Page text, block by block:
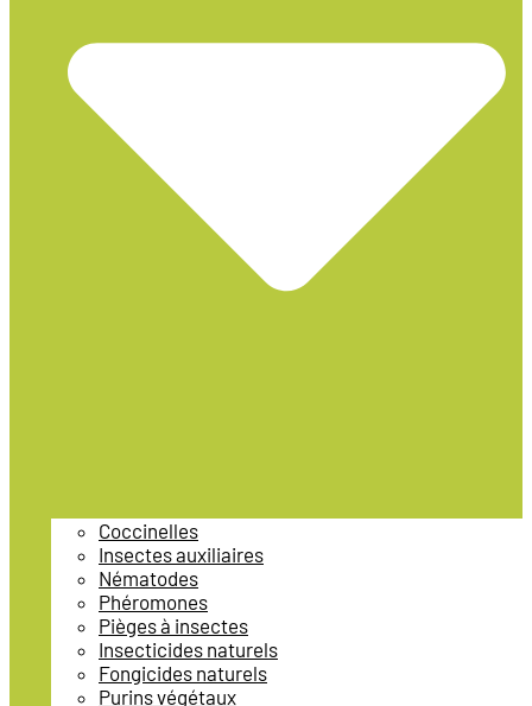
Coccinelles
Insectes auxiliaires
Nématodes
Phéromones
Pièges à insectes
Insecticides naturels
Fongicides naturels
Purins végétaux